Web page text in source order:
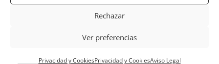
Rechazar
Ver preferencias
Privacidad y CookiesPrivacidad y CookiesAviso Legal
Privacidad y Cookies
Mapa del Sitio